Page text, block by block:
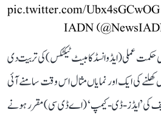
pic.twitter.com/Ubx4sGCwOG
حکمت عملی (ایڈوانسڈ کامبیٹ ٹیکٹکس) کی تربیت دی
کی ایک اور نمایاں مثال اس وقت سامنے آئی
کی ’ایڈز-ڈی-کیمپ‘ (اے ڈی سی) مقرر ہونے